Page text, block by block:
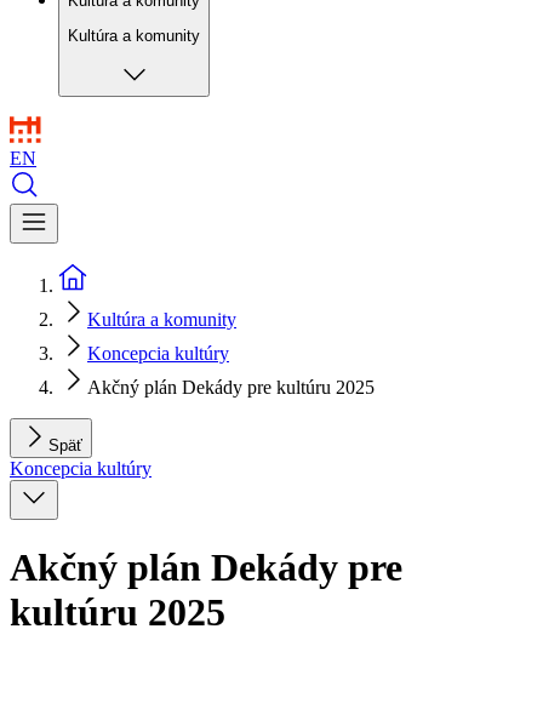
Kultúra a komunity
EN
Kultúra a komunity
Koncepcia kultúry
Akčný plán Dekády pre kultúru 2025
Späť
Koncepcia kultúry
Akčný plán Dekády pre
kultúru 2025